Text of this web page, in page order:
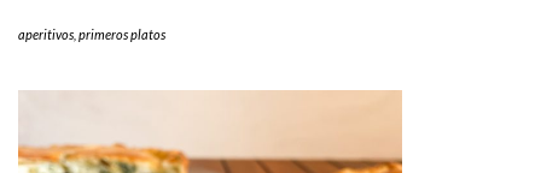
aperitivos primeros platos